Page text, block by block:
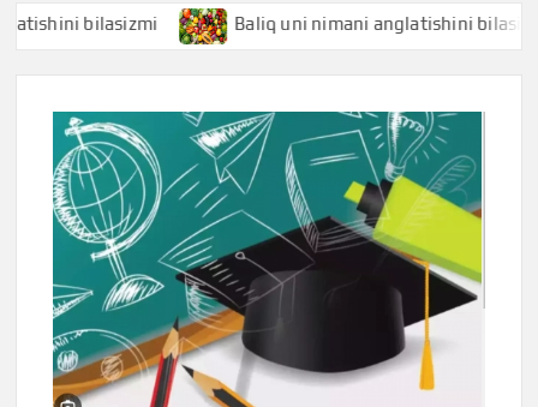
bilasizmi Baliq uni nimani anglatishini bilasizmi